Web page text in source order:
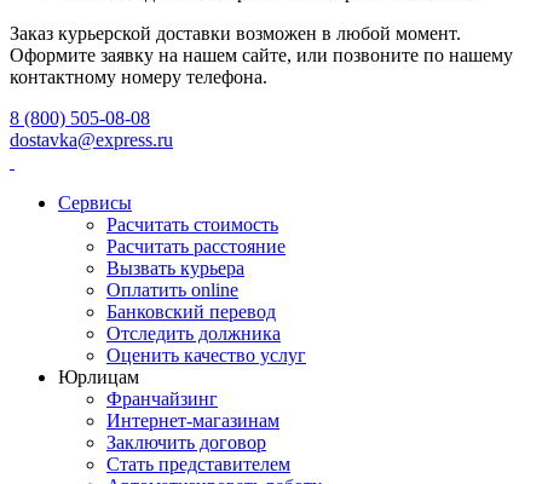
Заказ курьерской доставки возможен в любой момент.
Оформите заявку на нашем сайте, или позвоните по нашему
контактному номеру телефона.
8 (800) 505-08-08
dostavka@express.ru
Сервисы
Расчитать стоимость
Расчитать расстояние
Вызвать курьера
Оплатить online
Банковский перевод
Отследить должника
Оценить качество услуг
Юрлицам
Франчайзинг
Интернет-магазинам
Заключить договор
Стать представителем